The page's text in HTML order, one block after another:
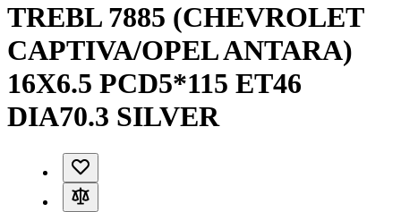
TREBL 7885 (CHEVROLET
CAPTIVA/OPEL ANTARA)
16X6.5 PCD5*115 ET46
DIA70.3 SILVER